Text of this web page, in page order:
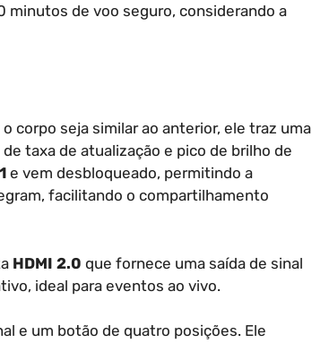
minutos de voo seguro, considerando a
corpo seja similar ao anterior, ele traz uma
taxa de atualização e pico de brilho de
e vem desbloqueado, permitindo a
facilitando o compartilhamento
HDMI 2.0 que fornece uma saída de sinal
ideal para eventos ao vivo.
e um botão de quatro posições. Ele